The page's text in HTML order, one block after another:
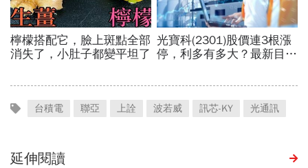
台積電 聯亞 上詮 波若威 訊芯-KY 光通訊
延伸閱讀